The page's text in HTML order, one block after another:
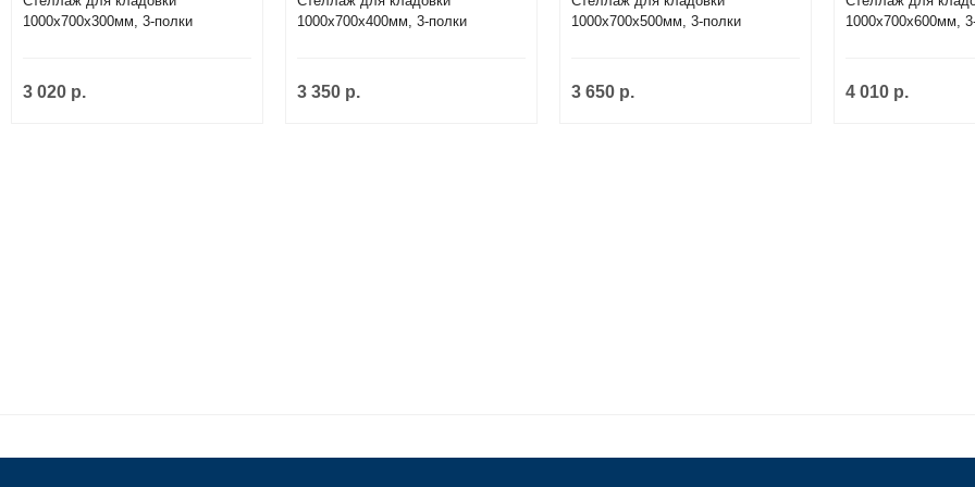
1000х700х300мм, 3-полки
3 020 р.
1000х700х400мм, 3-полки
3 350 р.
1000х700х500мм, 3-полки
3 650 р.
1000х700х600мм,
4 010 р.